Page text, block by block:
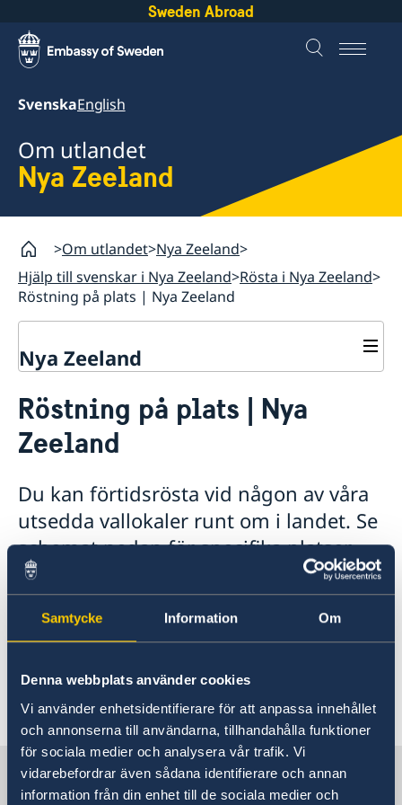
Samtycke Information Om
Denna webbplats använder cookies
Vi använder enhetsidentifierare för att anpassa innehållet
och annonserna till användarna, tillhandahålla funktioner
för sociala medier och analysera vår trafik. Vi
vidarebefordrar även sådana identifierare och annan
information från din enhet till de sociala medier och
Sweden Abroad
SvenskaEnglish
Om utlandet
Nya Zeeland
Om utlandet Nya Zeeland
Hjälp till svenskar i Nya Zeeland Rösta i Nya Zeeland
Röstning på plats | Nya Zeeland
Nya Zeeland
Hjälp till svenskar i Nya Zeeland
Rösta i Nya Zeeland
Hjälp kring medborgarskap
Pass utomlands
Provisoriskt pass
Samordningsnummer
Akuta nödsituationer för svenska medborgare under
kvällstid och helger
Reseinformation
Ambassadens reseinformation
Aktuella händelser
Terrorism
Naturförhållanden och katastrofer
In- och utresebestämmelser
Hälso- och sjukvård
Lokala lagar och sedvänjor
Kriminalitet och personlig säkerhet
Röstning på plats | Nya
Zeeland
Du kan förtidsrösta vid någon av våra
utsedda vallokaler runt om i landet. Se
schemat nedan för specifika platser,
datum och öppettider.
Röstning på plats i Nya Zeeland –
Auckland - öppettider
Adress:IKEA Auckland -10 Clemow Drive,
Mount Wellington, Auckland 1060, Nya Zeeland
Wellington - öppettider
Adress:Sveriges honorärkonsulat i Wellington -
Level 7, Molesworth House, 101 Molesworth
Sverige i Nya Zeeland